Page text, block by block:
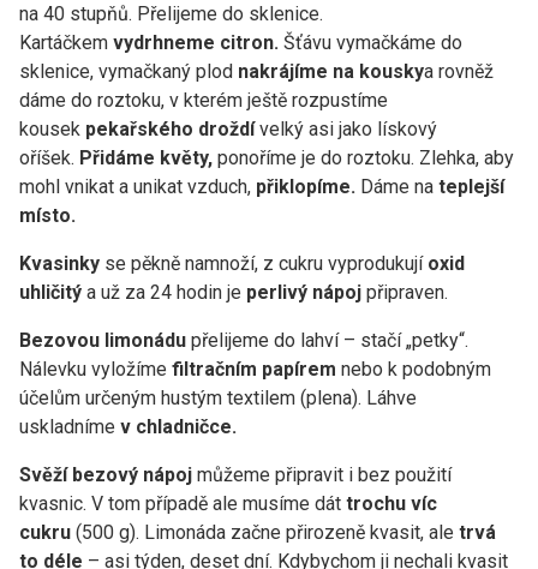
na 40 stupňů. Přelijeme do sklenice.
Kartáčkem vydrhneme citron. Šťávu vymačkáme do
sklenice, vymačkaný plod nakrájíme na kouskya rovněž
dáme do roztoku, v kterém ještě rozpustíme
kousek pekařského droždívelký asi jako lískový
oříšek. Přidáme květy, ponoříme je do roztoku. Zlehka, aby
mohl vnikat a unikat vzduch, přiklopíme. Dáme na teplejší
místo.
Kvasinky se pěkně namnoží, z cukru vyprodukují oxid
uhličitý a už za 24 hodin je perlivý nápoj připraven.
Bezovou limonádu přelijeme do lahví – stačí „petky“.
Nálevku vyložíme filtračním papírem nebo k podobným
účelům určeným hustým textilem (plena). Láhve
uskladníme v chladničce.
Svěží bezový nápoj můžeme připravit i bez použití
kvasnic. V tom případě ale musíme dát trochu víc
cukru (500 g). Limonáda začne přirozeně kvasit, ale trvá
to déle – asi týden, deset dní. Kdybychom ji nechali kvasit